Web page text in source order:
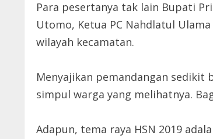
Para pesertanya tak lain Bupati
Utomo, Ketua PC Nahdlatul
wilayah kecamatan.
Menyajikan pemandangan sedikit
simpul warga yang melihatnya.
Adapun, tema raya HSN 2019